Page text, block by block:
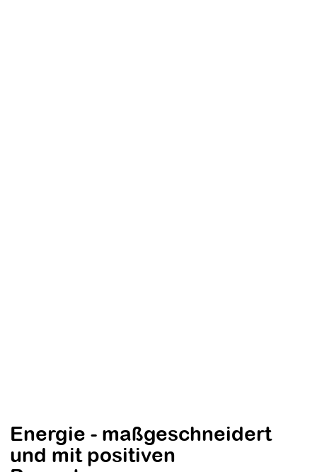
Energie - maßgeschneidert
und mit positiven